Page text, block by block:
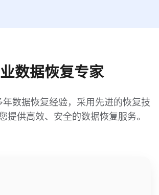
数据恢复专家
数据恢复经验，采用先进的恢复技
提供高效、安全的数据恢复服务。